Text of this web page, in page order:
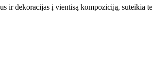
ir dekoracijas į vientisą kompoziciją,